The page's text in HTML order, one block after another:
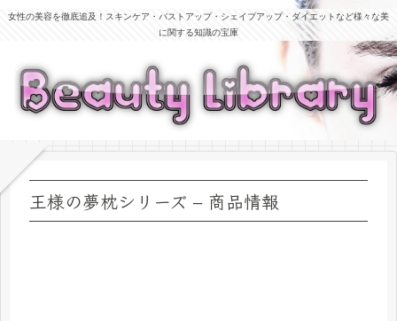
女性の美容を徹底追及！スキンケア・バストアップ・シェイプアップ・ダイエットなど様々な美
に関する知識の宝庫
王様の夢枕シリーズ – 商品情報